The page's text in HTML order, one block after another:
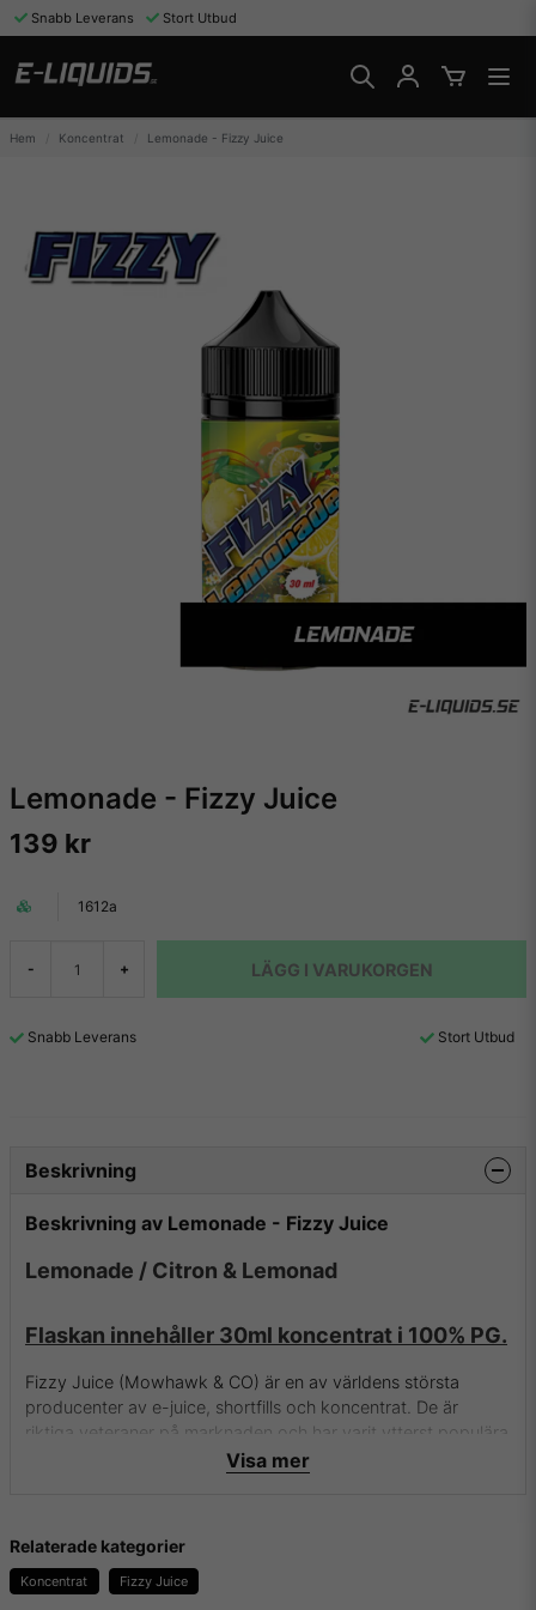
Snabb Leverans Stort Utbud
Hem Koncentrat Lemonade - Fizzy Juice
Lemonade - Fizzy Juice
139 kr
1612a
- + LÄGG I VARUKORGEN
Snabb Leverans Stort Utbud
Beskrivning
Beskrivning av Lemonade - Fizzy Juice
Lemonade / Citron & Lemonad
Flaskan innehåller 30ml koncentrat i 100% PG.
Fizzy Juice (Mowhawk & CO) är en av världens största
producenter av e-juice, shortfills och koncentrat. De är
riktiga veteraner på marknaden och har varit ytterst populära
under väldigt lång tid. Med goda smaker och fantastisk
För mer info om Fizzy Juice (Mowhawk & CO) och deras
aromer samt essenser besök dem då på
Visa mer
Relaterade kategorier
Koncentrat Fizzy Juice